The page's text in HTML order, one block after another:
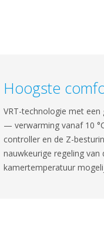
Hoogste
VRT-technologie met
— verwarming vanaf 10
controller en de Z-
nauwkeurige regeling van
kamertemperatuur